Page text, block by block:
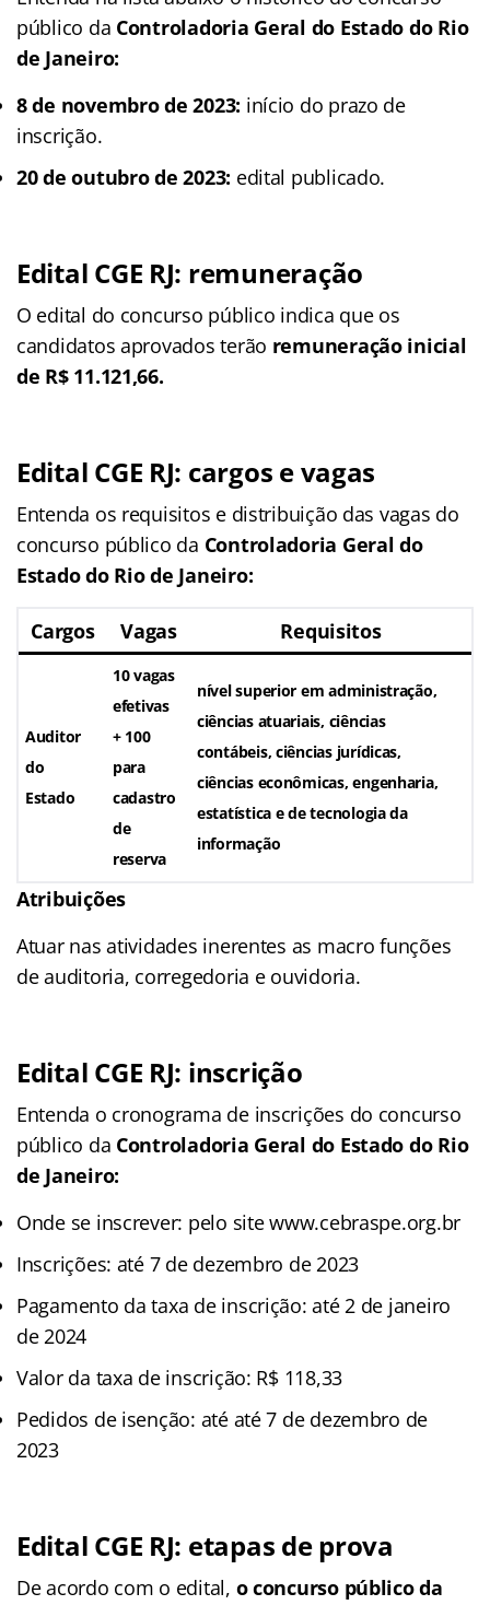
público da Controladoria Geral do Estado do Rio
de Janeiro:
8 de novembro de 2023: início do prazo de
inscrição.
20 de outubro de 2023: edital publicado.
Edital CGE RJ: remuneração
O edital do concurso público indica que os
candidatos aprovados terão remuneração inicial
de R$ 11.121,66.
Edital CGE RJ: cargos e vagas
Entenda os requisitos e distribuição das vagas do
concurso público da Controladoria Geral do
Estado do Rio de Janeiro:
Cargos Vagas Requisitos
Auditor
do
Estado
10 vagas
efetivas
+ 100
para
cadastro
de
reserva
nível superior em administração,
ciências atuariais, ciências
contábeis, ciências jurídicas,
ciências econômicas, engenharia,
estatística e de tecnologia da
informação
Atribuições
Atuar nas atividades inerentes as macro funções
de auditoria, corregedoria e ouvidoria.
Edital CGE RJ: inscrição
Entenda o cronograma de inscrições do concurso
público da Controladoria Geral do Estado do Rio
de Janeiro:
Onde se inscrever: pelo site www.cebraspe.org.br
Inscrições: até 7 de dezembro de 2023
Pagamento da taxa de inscrição: até 2 de janeiro
de 2024
Valor da taxa de inscrição: R$ 118,33
Pedidos de isenção: até até 7 de dezembro de
2023
Edital CGE RJ: etapas de prova
De acordo com o edital, o concurso público da